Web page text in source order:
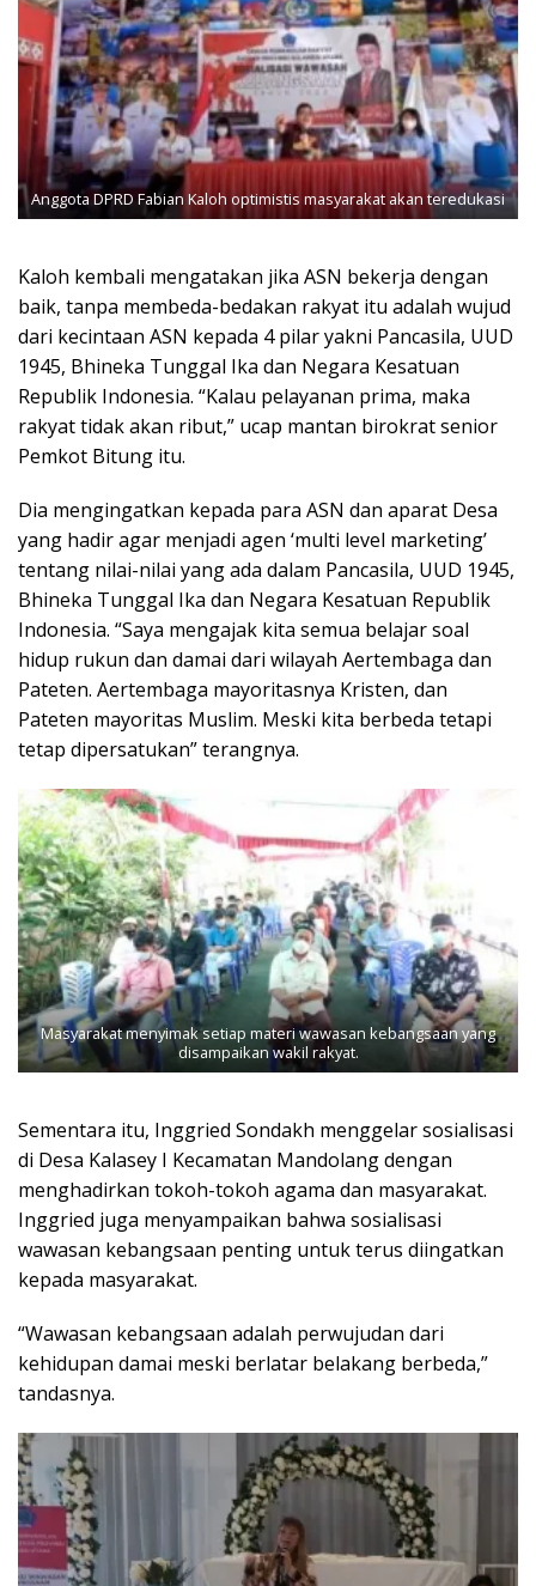
Anggota DPRD Fabian Kaloh optimistis masyarakat akan teredukasi
Kaloh kembali mengatakan jika ASN bekerja dengan
baik, tanpa membeda-bedakan rakyat itu adalah wujud
dari kecintaan ASN kepada 4 pilar yakni Pancasila, UUD
1945, Bhineka Tunggal Ika dan Negara Kesatuan
Republik Indonesia. “Kalau pelayanan prima, maka
rakyat tidak akan ribut,” ucap mantan birokrat senior
Pemkot Bitung itu.
Dia mengingatkan kepada para ASN dan aparat Desa
yang hadir agar menjadi agen ‘multi level marketing’
tentang nilai-nilai yang ada dalam Pancasila, UUD 1945,
Bhineka Tunggal Ika dan Negara Kesatuan Republik
Indonesia. “Saya mengajak kita semua belajar soal
hidup rukun dan damai dari wilayah Aertembaga dan
Pateten. Aertembaga mayoritasnya Kristen, dan
Pateten mayoritas Muslim. Meski kita berbeda tetapi
tetap dipersatukan” terangnya.
Masyarakat menyimak setiap materi wawasan kebangsaan yang
disampaikan wakil rakyat.
Sementara itu, Inggried Sondakh menggelar sosialisasi
di Desa Kalasey I Kecamatan Mandolang dengan
menghadirkan tokoh-tokoh agama dan masyarakat.
Inggried juga menyampaikan bahwa sosialisasi
wawasan kebangsaan penting untuk terus diingatkan
kepada masyarakat.
“Wawasan kebangsaan adalah perwujudan dari
kehidupan damai meski berlatar belakang berbeda,”
tandasnya.